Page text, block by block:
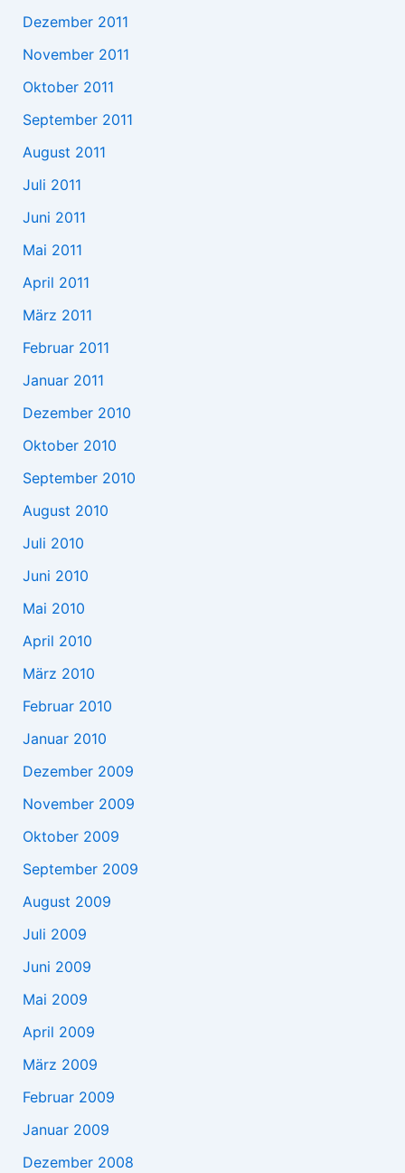
Dezember 2011
November 2011
Oktober 2011
September 2011
August 2011
Juli 2011
Juni 2011
Mai 2011
April 2011
März 2011
Februar 2011
Januar 2011
Dezember 2010
Oktober 2010
September 2010
August 2010
Juli 2010
Juni 2010
Mai 2010
April 2010
März 2010
Februar 2010
Januar 2010
Dezember 2009
November 2009
Oktober 2009
September 2009
August 2009
Juli 2009
Juni 2009
Mai 2009
April 2009
März 2009
Februar 2009
Januar 2009
Dezember 2008